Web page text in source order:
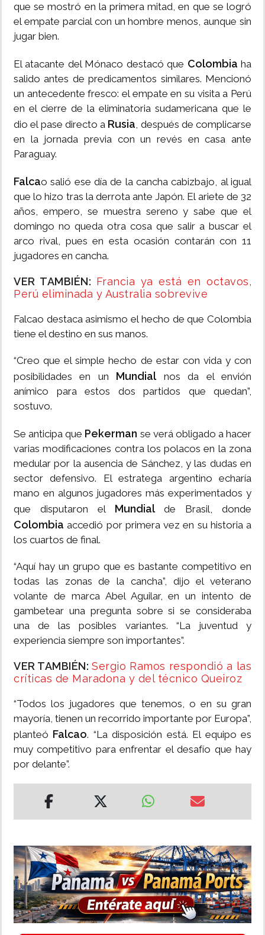
que se mostró en la primera mitad, en que se logró
el empate parcial con un hombre menos, aunque sin
jugar bien.
El atacante del Mónaco destacó que Colombiaha
salido antes de predicamentos similares. Mencionó
un antecedente fresco: el empate en su visita a Perú
en el cierre de la eliminatoria sudamericana que le
dio el pase directo a Rusia, después de complicarse
en la jornada previa con un revés en casa ante
Paraguay.
Falcao salió ese día de la cancha cabizbajo, al igual
que lo hizo tras la derrota ante Japón. El ariete de 32
años, empero, se muestra sereno y sabe que el
domingo no queda otra cosa que salir a buscar el
arco rival, pues en esta ocasión contarán con 11
jugadores en cancha.
VER TAMBIÉN: Francia ya está en octavos,
Perú eliminada y Australia sobrevive
Falcao destaca asimismo el hecho de que Colombia
tiene el destino en sus manos.
“Creo que el simple hecho de estar con vida y con
posibilidades en un Mundialnos da el envión
anímico para estos dos partidos que quedan”,
sostuvo.
Se anticipa que Pekerman se verá obligado a hacer
varias modificaciones contra los polacos en la zona
medular por la ausencia de Sánchez, y las dudas en
sector defensivo. El estratega argentino echaría
mano en algunos jugadores más experimentados y
que disputaron el Mundialde Brasil, donde
Colombiaaccedió por primera vez en su historia a
los cuartos de final.
“Aquí hay un grupo que es bastante competitivo en
todas las zonas de la cancha”, dijo el veterano
volante de marca Abel Aguilar, en un intento de
gambetear una pregunta sobre si se consideraba
una de las posibles variantes. “La juventud y
experiencia siempre son importantes”.
VER TAMBIÉN:Sergio Ramos respondió a las
críticas de Maradona y del técnico Queiroz
“Todos los jugadores que tenemos, o en su gran
mayoría, tienen un recorrido importante por Europa”,
planteó Falcao. “La disposición está. El equipo es
muy competitivo para enfrentar el desafío que hay
por delante”.